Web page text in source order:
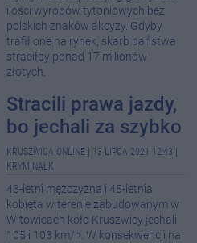
ilości wyrobów tytoniowych bez
polskich znaków akcyzy. Gdyby
trafił one na rynek, skarb państwa
straciłby ponad 17 milionów
złotych.
Stracili prawa jazdy,
bo jechali za szybko
KRUSZWICA.ONLINE 13 LIPCA 2021 12:43
KRYMINAŁKI
43-letni mężczyzna i 45-letnia
kobieta w terenie zabudowanym w
Witowicach koło Kruszwicy jechali
105 i 103 km/h. W konsekwencji na